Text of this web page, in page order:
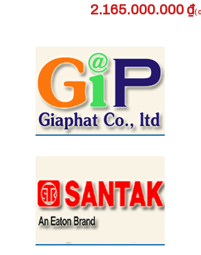
Giá
2.175.000.000 ₫.
2.165.000.000₫
tại
là:
2.165.000.000 ₫.